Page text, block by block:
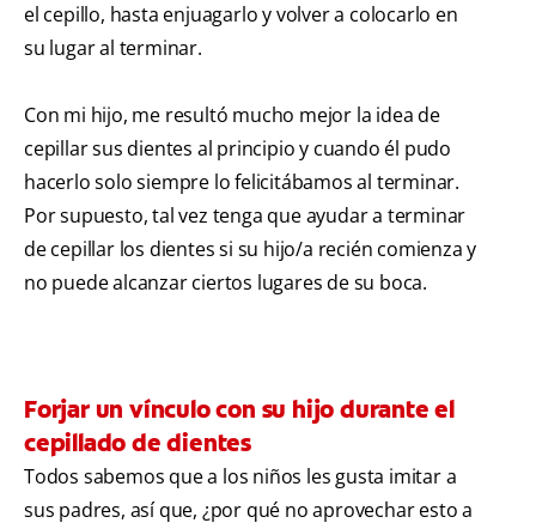
el cepillo, hasta enjuagarlo y volver a colocarlo en
su lugar al terminar.
Con mi hijo, me resultó mucho mejor la idea de
cepillar sus dientes al principio y cuando él pudo
hacerlo solo siempre lo felicitábamos al terminar.
Por supuesto, tal vez tenga que ayudar a terminar
de cepillar los dientes si su hijo/a recién comienza y
no puede alcanzar ciertos lugares de su boca.
Forjar un vínculo con su hijo durante el
cepillado de dientes
Todos sabemos que a los niños les gusta imitar a
sus padres, así que, ¿por qué no aprovechar esto a